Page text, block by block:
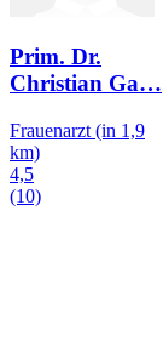
Prim. Dr.
Christian Ga…
Frauenarzt (in 1,9
km)
4,5
(10)